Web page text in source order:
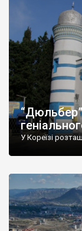
У Кореїзі